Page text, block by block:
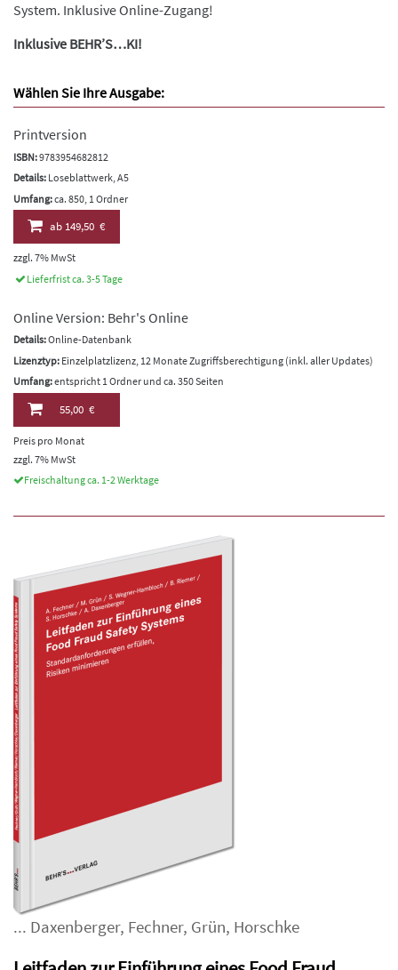
System. Inklusive Online-Zugang!
Inklusive BEHR’S…KI!
Wählen Sie Ihre Ausgabe:
Printversion
ISBN:9783954682812
Details: Loseblattwerk, A5
Umfang:ca. 850, 1 Ordner
ab149,50 €
zzgl. 7% MwSt
Lieferfrist ca. 3-5 Tage
Online Version: Behr's Online
Details:Online-Datenbank
Lizenztyp: Einzelplatzlizenz, 12 Monate Zugriffsberechtigung (inkl. aller Updates)
Umfang:entspricht 1 Ordner und ca. 350 Seiten
55,00 €
Preis pro Monat
zzgl. 7% MwSt
Freischaltung ca. 1-2 Werktage
... Daxenberger, Fechner, Grün, Horschke